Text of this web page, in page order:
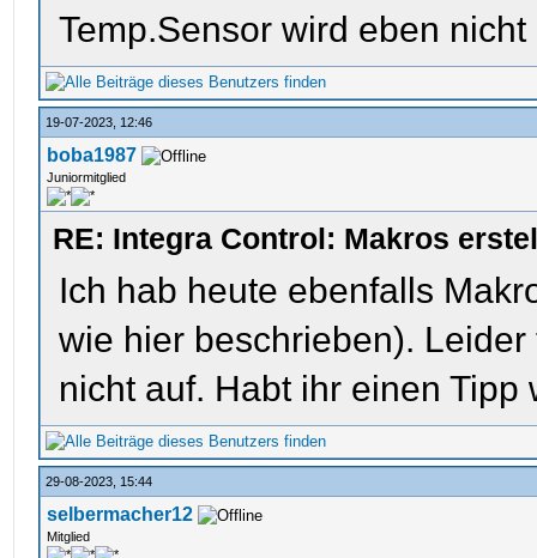
Temp.Sensor wird eben
19-07-2023, 12:46
boba1987
Juniormitglied
RE: Integra Control: Makros
Ich hab heute ebenfalls
wie hier beschrieben).
nicht auf. Habt ihr einen
29-08-2023, 15:44
selbermacher12
Mitglied